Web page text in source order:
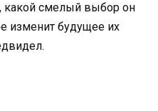
какой смелый выбор он
изменит будущее их